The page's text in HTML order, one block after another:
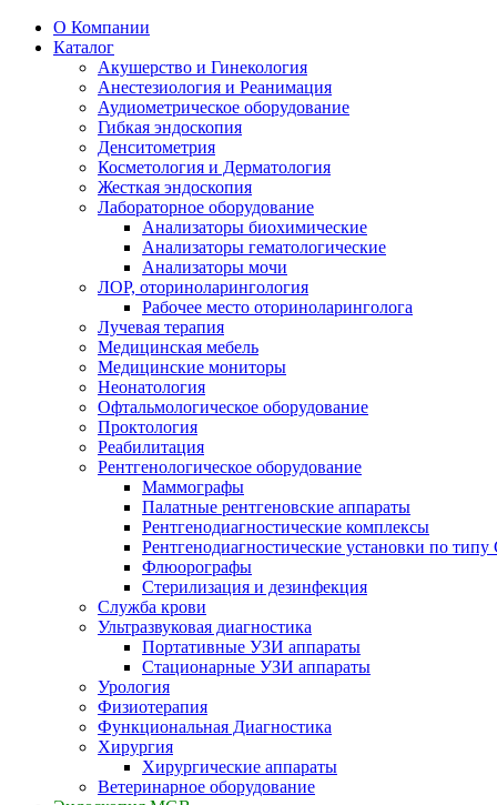
О Компании
Каталог
Акушерство и Гинекология
Анестезиология и Реанимация
Аудиометрическое оборудование
Гибкая эндоскопия
Денситометрия
Косметология и Дерматология
Жесткая эндоскопия
Лабораторное оборудование
Анализаторы биохимические
Анализаторы гематологические
Анализаторы мочи
ЛОР, оториноларингология
Рабочее место оториноларинголога
Лучевая терапия
Медицинская мебель
Медицинские мониторы
Неонатология
Офтальмологическое оборудование
Проктология
Реабилитация
Рентгенологическое оборудование
Маммографы
Палатные рентгеновские аппараты
Рентгенодиагностические комплексы
Рентгенодиагностические установки по типу
Флюорографы
Стерилизация и дезинфекция
Служба крови
Ультразвуковая диагностика
Портативные УЗИ аппараты
Стационарные УЗИ аппараты
Урология
Физиотерапия
Функциональная Диагностика
Хирургия
Хирургические аппараты
Ветеринарное оборудование